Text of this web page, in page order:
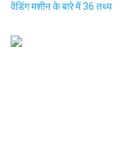
वेंडिंग मशीन के बारे में 36 तथ्य